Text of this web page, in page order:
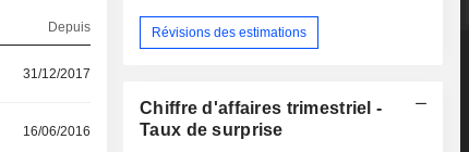
Depuis
31/12/2017
16/06/2016
Révisions des estimations
Chiffre d'affaires trimestriel -
Taux de surprise